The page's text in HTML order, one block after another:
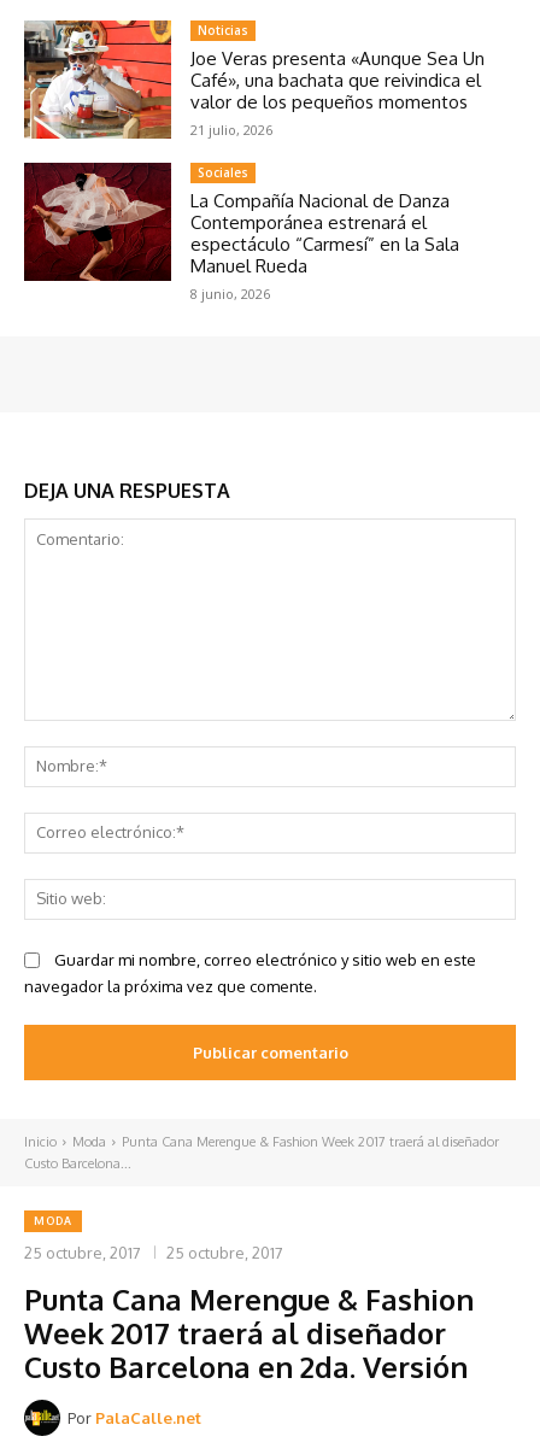
Noticias
Joe Veras presenta «Aunque Sea Un
Café», una bachata que reivindica el
valor de los pequeños momentos
21 julio, 2026
Sociales
La Compañía Nacional de Danza
Contemporánea estrenará el
espectáculo “Carmesí” en la Sala
Manuel Rueda
8 junio, 2026
DEJA UNA RESPUESTA
Guardar mi nombre, correo electrónico y sitio web en este
navegador la próxima vez que comente.